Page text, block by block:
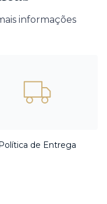
informações
de Entrega